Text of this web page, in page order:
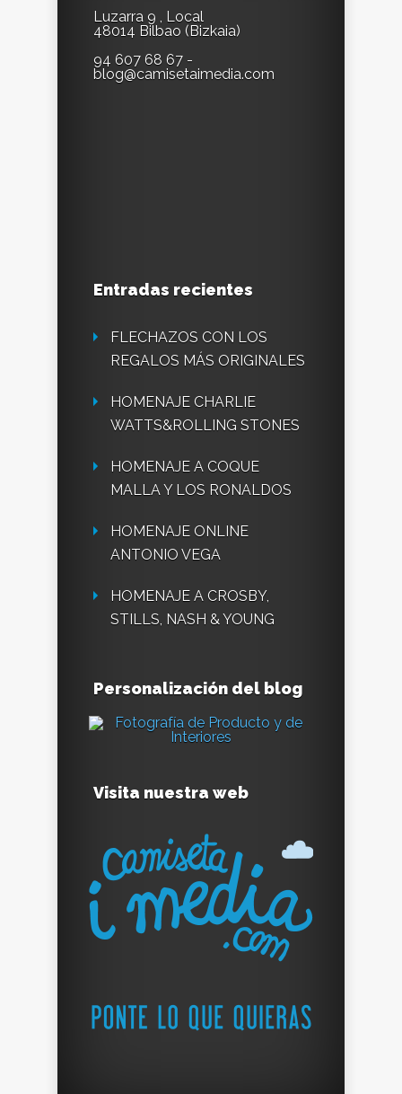
Luzarra 9 , Local
48014 Bilbao (Bizkaia)
94 607 68 67 -
blog@camisetaimedia.com
Entradas recientes
FLECHAZOS CON LOS
REGALOS MÁS ORIGINALES
HOMENAJE CHARLIE
WATTS&ROLLING STONES
HOMENAJE A COQUE
MALLA Y LOS RONALDOS
HOMENAJE ONLINE
ANTONIO VEGA
HOMENAJE A CROSBY,
STILLS, NASH & YOUNG
Personalización del blog
Visita nuestra web